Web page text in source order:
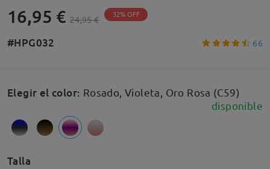
16,95 € 24,95 € 32% OFF
#HPG032 66
Elegir el color: Rosado, Violeta, Oro Rosa (C59)
disponible
Talla